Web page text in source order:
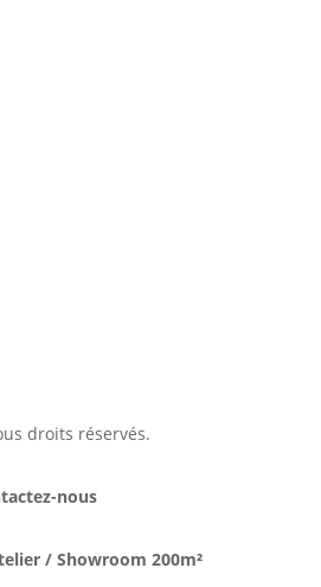
droits réservés.
nous
/ Showroom 200m²